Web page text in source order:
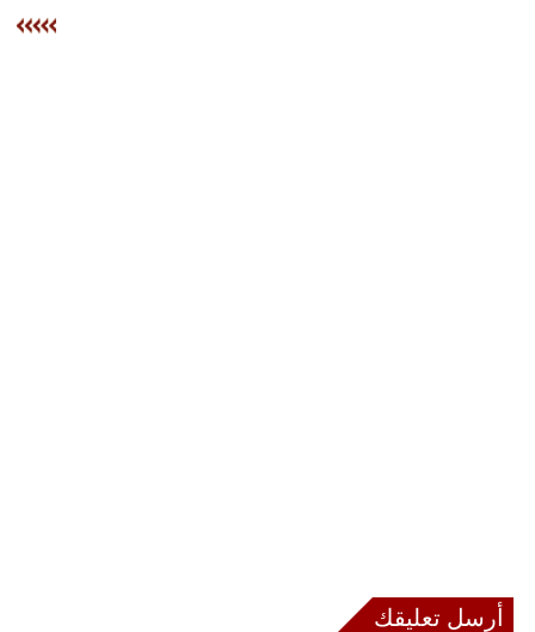
أبراج
أرسل تعليقك